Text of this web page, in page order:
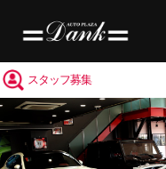
スタッフ募集